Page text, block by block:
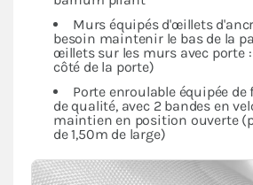
Murs équipés d'œillets
besoin maintenir le bas de la
œillets sur les murs avec porte
côté de la porte)
Porte enroulable équipée
de qualité, avec 2 bandes en
maintien en position ouverte
de 1,50m de large)